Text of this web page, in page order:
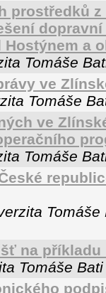
prostředků
a
Tomáše
ve
Tomáše
ve
Tomáše
na příkladu
Tomáše